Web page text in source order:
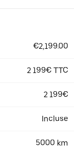
€2,199.00
2 199€ TTC
2 199€
Incluse
5000 km